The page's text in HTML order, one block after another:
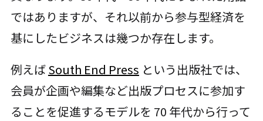
ではありますが、それ以前から参与型経済を
基にしたビジネスは幾つか存在します。
例えばSouth End Press という出版社では、
会員が企画や編集など出版プロセスに参加す
ることを促進するモデルを 70 年代から行って